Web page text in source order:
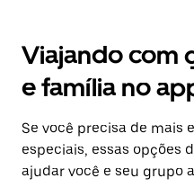
Viajando com
e família no
Se você precisa de mais
especiais, essas opções
ajudar você e seu grupo